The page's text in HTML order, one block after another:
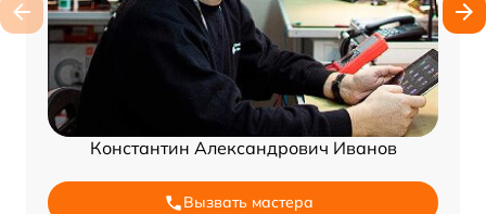
Константин Александрович Иванов
Вызвать мастера